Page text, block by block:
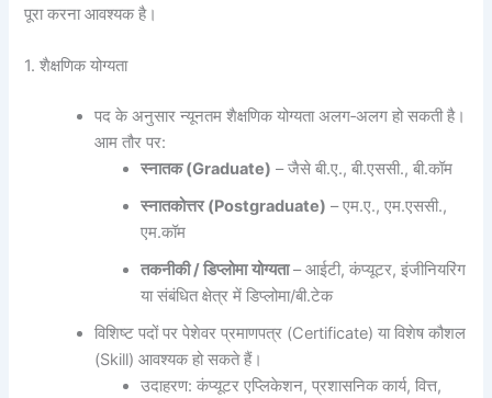
पूरा करना आवश्यक है।
1. शैक्षणिक योग्यता
पद के अनुसार न्यूनतम शैक्षणिक योग्यता अलग‑अलग हो सकती है।
आम तौर पर:
स्नातक(Graduate) – जैसे बी.ए., बी.एससी., बी.कॉम
स्नातकोत्तर(Postgraduate) – एम.ए., एम.एससी.,
एम.कॉम
तकनीकी/डिप्लोमा योग्यता– आईटी, कंप्यूटर, इंजीनियरिंग
या संबंधित क्षेत्र में डिप्लोमा/बी.टेक
विशिष्ट पदों पर पेशेवर प्रमाणपत्र (Certificate) या विशेष कौशल
(Skill) आवश्यक हो सकते हैं।
उदाहरण: कंप्यूटर एप्लिकेशन, प्रशासनिक कार्य, वित्त,